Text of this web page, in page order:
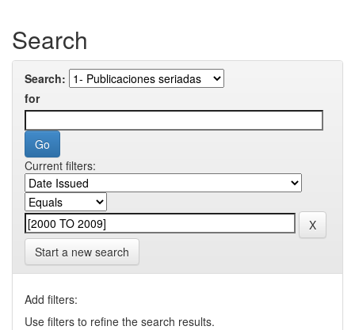
Search
Search:
for
Current filters:
Start a new search
Add filters:
Use filters to refine the search results.